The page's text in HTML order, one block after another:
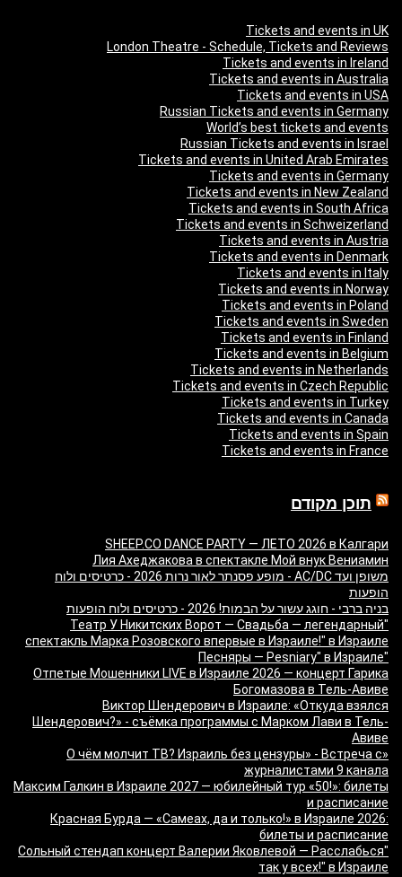
Tickets and events in UK
London Theatre - Schedule, Tickets and Reviews
Tickets and events in Ireland
Tickets and events in Australia
Tickets and events in USA
Russian Tickets and events in Germany
World’s best tickets and events
Russian Tickets and events in Israel
Tickets and events in United Arab Emirates
Tickets and events in Germany
Tickets and events in New Zealand
Tickets and events in South Africa
Tickets and events in Schweizerland
Tickets and events in Austria
Tickets and events in Denmark
Tickets and events in Italy
Tickets and events in Norway
Tickets and events in Poland
Tickets and events in Sweden
Tickets and events in Finland
Tickets and events in Belgium
Tickets and events in Netherlands
Tickets and events in Czech Republic
Tickets and events in Turkey
Tickets and events in Canada
Tickets and events in Spain
Tickets and events in France
תוכן מקודם
SHEEP.CO DANCE PARTY — ЛЕТО 2026 в Калгари
Лия Ахеджакова в спектакле Мой внук Вениамин
משופן ועד AC/DC - מופע פסנתר לאור נרות 2026 - כרטיסים ולוח
הופעות
בניה ברבי - חוגג עשור על הבמות! 2026 - כרטיסים ולוח הופעות
"Театр У Никитских Ворот — Свадьба — легендарный
спектакль Марка Розовского впервые в Израиле!" в Израиле
"Песняры — Pesniary" в Израиле
Отпетые Мошенники LIVE в Израиле 2026 — концерт Гарика
Богомазова в Тель-Авиве
Виктор Шендерович в Израиле: «Откуда взялся
Шендерович?» - съёмка программы с Марком Лави в Тель-
Авиве
«О чём молчит ТВ? Израиль без цензуры» - Встреча с
журналистами 9 канала
Максим Галкин в Израиле 2027 — юбилейный тур «50!»: билеты
и расписание
Красная Бурда — «Самеах, да и только!» в Израиле 2026:
билеты и расписание
"Сольный стендап концерт Валерии Яковлевой — Расслабься
так у всех!" в Израиле